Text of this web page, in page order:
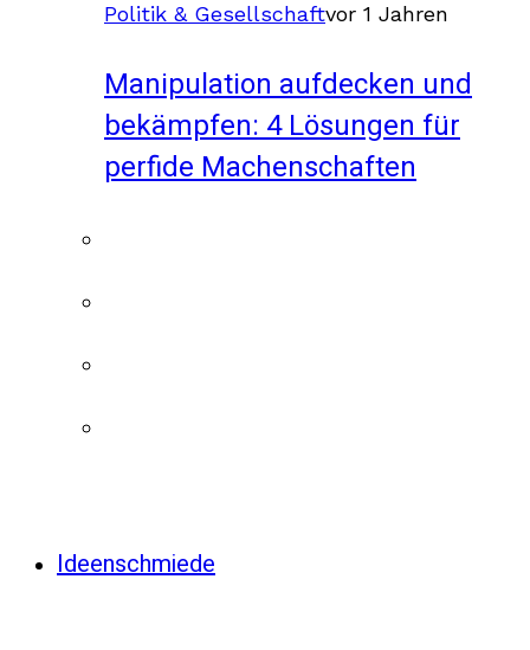
Politik & Gesellschaftvor 1 Jahren
Manipulation aufdecken und
bekämpfen: 4 Lösungen für
perfide Machenschaften
Ideenschmiede